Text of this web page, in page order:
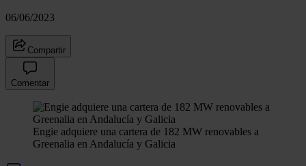
06/06/2023
Compartir
Comentar
Engie adquiere una cartera de 182 MW renovables a
Greenalia en Andalucía y Galicia